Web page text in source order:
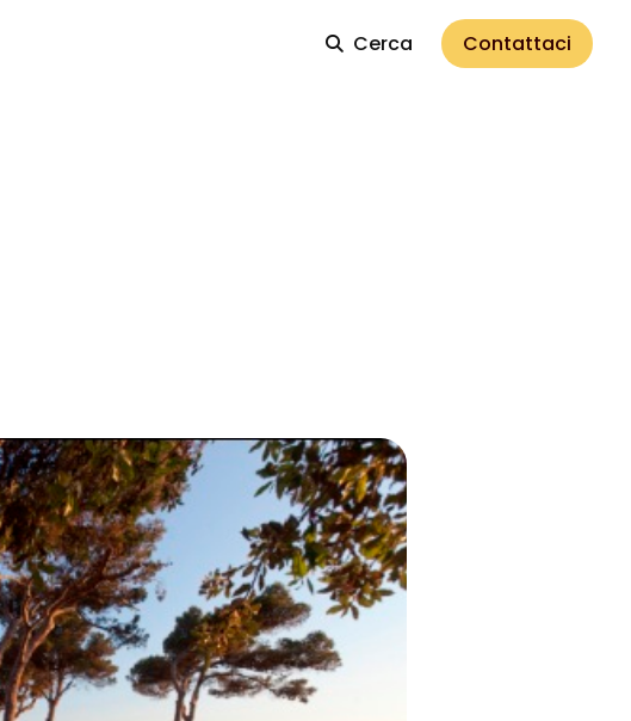
Cerca Contattaci